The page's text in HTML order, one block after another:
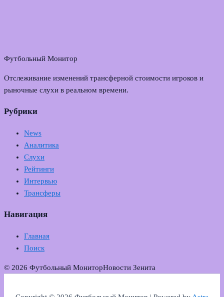
Футбольный Монитор
Отслеживание изменений трансферной стоимости игроков и
рыночные слухи в реальном времени.
Рубрики
News
Аналитика
Слухи
Рейтинги
Интервью
Трансферы
Навигация
Главная
Поиск
© 2026 Футбольный МониторНовости Зенита